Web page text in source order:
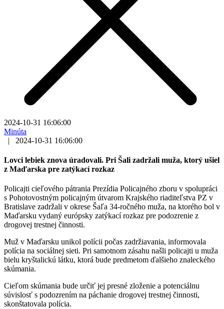
2024-10-31 16:06:00
Minúta
|
2024-10-31 16:06:00
Lovci lebiek znova úradovali. Pri Šali zadržali muža, ktorý ušiel
z Maďarska pre zatýkací rozkaz
Policajti cieľového pátrania Prezídia Policajného zboru v spolupráci
s Pohotovostným policajným útvarom Krajského riaditeľstva PZ v
Bratislave zadržali v okrese Šaľa 34-ročného muža, na ktorého bol v
Maďarsku vydaný európsky zatýkací rozkaz pre podozrenie z
drogovej trestnej činnosti.
Muž v Maďarsku unikol polícii počas zadržiavania, informovala
polícia na sociálnej sieti. Pri samotnom zásahu našli policajti u muža
bielu kryštalickú látku, ktorá bude predmetom ďalšieho znaleckého
skúmania.
Cieľom skúmania bude určiť jej presné zloženie a potenciálnu
súvislosť s podozrením na páchanie drogovej trestnej činnosti,
skonštatovala polícia.